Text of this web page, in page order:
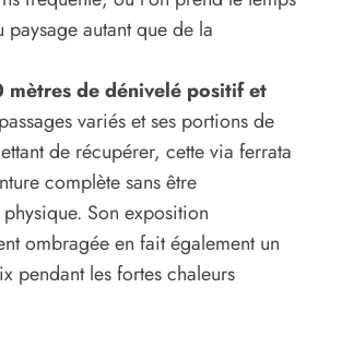
autant que de la
mètres de dénivelé positif et
variés et ses portions de
de récupérer, cette via ferrata
complète sans être
Son exposition
ombragée en fait également un
pendant les fortes chaleurs